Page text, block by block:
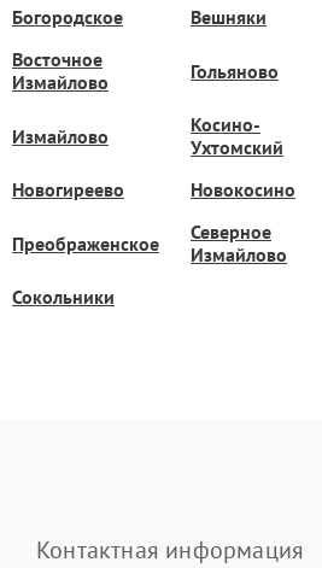
Богородское Вешняки
Восточное
Измайлово
Гольяново
Измайлово
Косино-
Ухтомский
Новогиреево Новокосино
Преображенское
Северное
Измайлово
Сокольники
Контактная информация